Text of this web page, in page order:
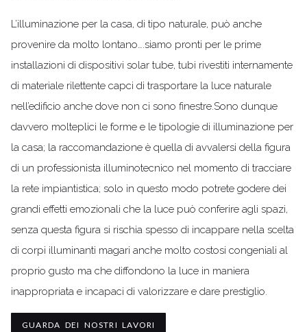
L’illuminazione per la casa, di tipo naturale, può anche
provenire da molto lontano….siamo pronti per le prime
installazioni di dispositivi solar tube, tubi rivestiti internamente
di materiale rilettente capci di trasportare la luce naturale
nell’edificio anche dove non ci sono finestre.Sono dunque
davvero molteplici le forme e le tipologie di illuminazione per
la casa; la raccomandazione è quella di avvalersi della figura
di un professionista illuminotecnico nel momento di tracciare
la rete impiantistica; solo in questo modo potrete godere dei
grandi effetti emozionali che la luce può conferire agli spazi,
senza questa figura si rischia spesso di incappare nella scelta
di corpi illuminanti magari anche molto costosi congeniali al
proprio gusto ma che diffondono la luce in maniera
inappropriata e incapaci di valorizzare e dare prestiglio.
GUARDA DEI NOSTRI LAVORI